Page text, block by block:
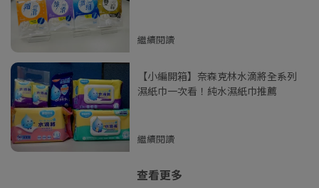
繼續閱讀
【小編開箱】奈森克林水滴將全系列
濕紙巾一次看！純水濕紙巾推薦
繼續閱讀
查看更多